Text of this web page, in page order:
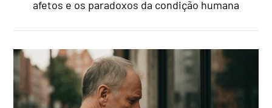
afetos e os paradoxos da condição humana